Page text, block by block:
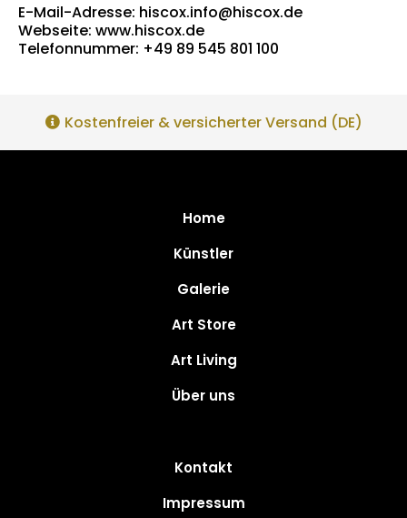
E-Mail-Adresse: hiscox.info@hiscox.de
Webseite: www.hiscox.de
Telefonnummer: +49 89 545 801 100
Kostenfreier & versicherter Versand (DE)
Home
Künstler
Galerie
Art Store
Art Living
Über uns
Kontakt
Impressum